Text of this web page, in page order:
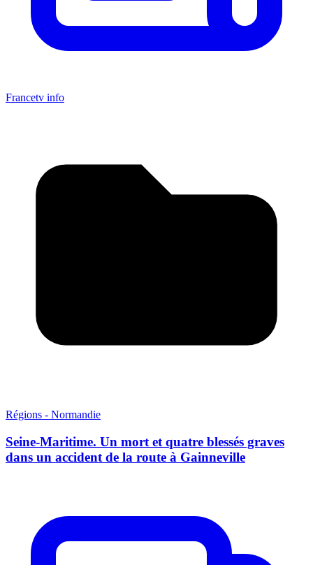
Francetv info
Régions - Normandie
Seine-Maritime. Un mort et quatre blessés graves
dans un accident de la route à Gainneville